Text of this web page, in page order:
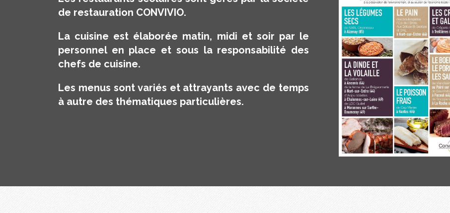
de restauration CONVIVIO.
La cuisine est élaborée matin, midi et soir par le
personnel en place et sous la responsabilité des
chefs de cuisine.
Les menus sont variés et attrayants avec de temps
à autre des thématiques particulières.